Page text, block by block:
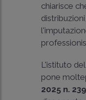
chiarisce
L'istituto del
pone
2025 n. 239